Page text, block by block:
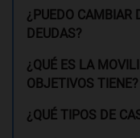
¿PUEDO CAMBIAR
DEUDAS?
¿QUÉ ES LA
OBJETIVOS TIENE?
¿QUÉ TIPOS DE